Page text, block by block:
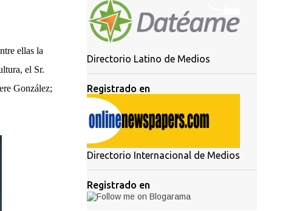
ellas la
el Sr.
González;
Directorio Latino de Medios
Registrado en
Directorio Internacional de Medios
Registrado en